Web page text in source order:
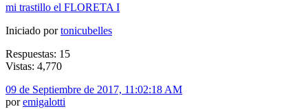
mi trastillo el FLORETA I
Iniciado portonicubelles
Respuestas: 15
Vistas: 4,770
09 de Septiembre de 2017, 11:02:18 AM
poremigalotti